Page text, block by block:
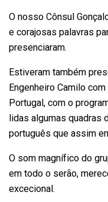
O nosso Cônsul
e corajosas palavras
presenciaram.
Estiveram também
Engenheiro Camilo
Portugal, com o
lidas algumas quadras
português que assim
O som magnífico do
em todo o serão,
excecional.